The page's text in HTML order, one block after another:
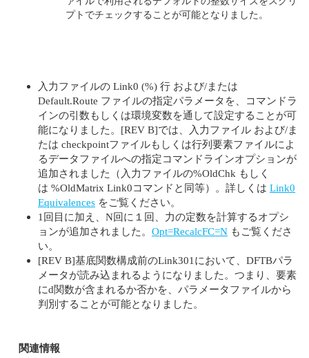
プトでチェックすることが可能となりました。
入力ファイルの Link0 (%) 行 および/または
Default.Route ファイルの指定パラメータを、コマンドラ
インの引数もしくは環境変数を通して設定することが可
能になりました。[REV B]では、入力ファイル および/ま
たは checkpointファイルもしくは行列要素ファイルによ
るデータファイルへの指定コマンドラインオプションが
追加されました（入力ファイルの%OldChk もしく
は %OldMatrix Link0コマンドと同等）。詳しくは Link0
Equivalences をご覧ください。
1回目に加え、N回に１回、力の定数を計算するオプシ
ョンが追加されました。 Opt=RecalcFC=N もご覧くださ
い。
[REV B]基底関数構成前のLink301において、DFTBパラ
メータが読み込まれるようになりました。つまり、要素
にd関数が含まれるか否かを、パラメータファイルから
判別することが可能となりました。
関連情報